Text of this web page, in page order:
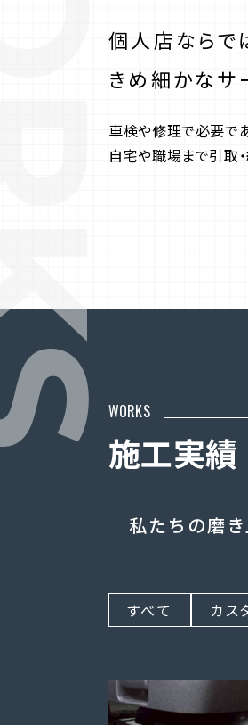
個人店ならで
きめ細かなサ
車検や修理で必要で
自宅や職場まで引取
WORKS
施工実績
私たちの磨き
すべて カス